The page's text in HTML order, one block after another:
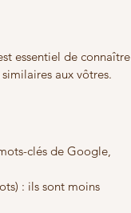
essentiel de connaître
aux vôtres.
clés de Google,
: ils sont moins